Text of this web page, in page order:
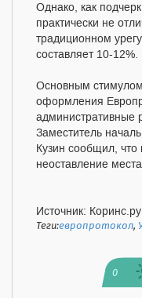
Однако, как
практически не
традиционном
составляет 10-12%.
Основным
оформления
административные
Заместитель
Кузин сообщил,
неоставление
Источник: Коринс.ру
Теги:европротокол,
0